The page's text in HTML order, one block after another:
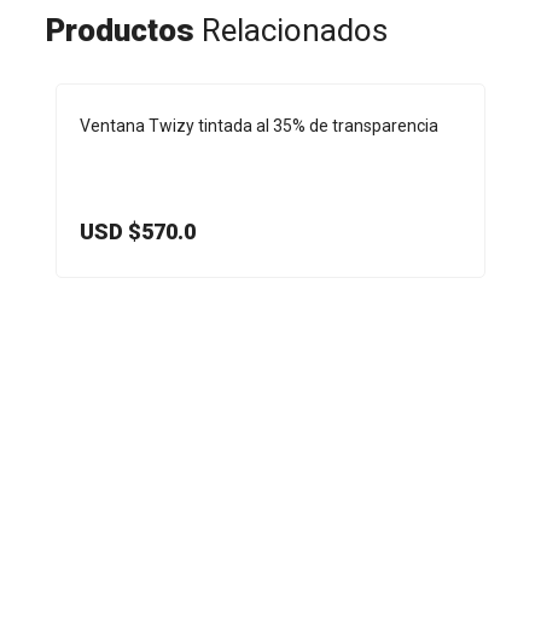
Productos Relacionados
Ventana Twizy tintada al 35% de transparencia
USD $570.0